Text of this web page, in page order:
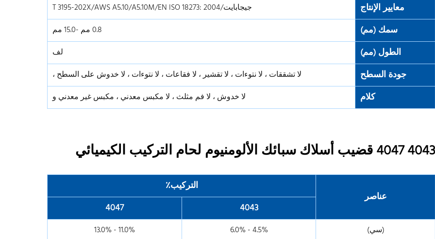
معايير الإنتاج جيجابايت/T 3195-202X/AWS A5.10/A5.10M/EN ISO 18273: 2004
سمك (مم) 0.8 مم -15.0 مم
الطول (مم) لف
جودة السطح لا تشققات ، لا نتوءات ، لا تقشير ، لا فقاعات ، لا نتوءات ، لا خدوش على السطح ،
كلام لا خدوش ، لا فم مثلث ، لا مكبس معدني ، مكبس غير معدني و
4043 4047 قضيب أسلاك سبائك الألومنيوم لحام التركيب الكيميائي
عناصر
التركيب٪
4043
4047
(سي) 4.5% - 6.0%
11.0% - 13.0%